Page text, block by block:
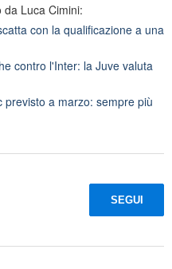
Luca Cimini:
con la qualificazione a una
contro l'Inter: la Juve valuta
a marzo: sempre più
SEGUI